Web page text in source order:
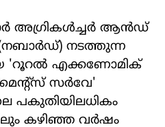
അഗ്രികൾച്ചർ ആൻഡ്
നടത്തുന്ന
'റൂറൽ എക്കണോമിക്
സർവേ'
പകുതിയിലധികം
കഴിഞ്ഞ വർഷം